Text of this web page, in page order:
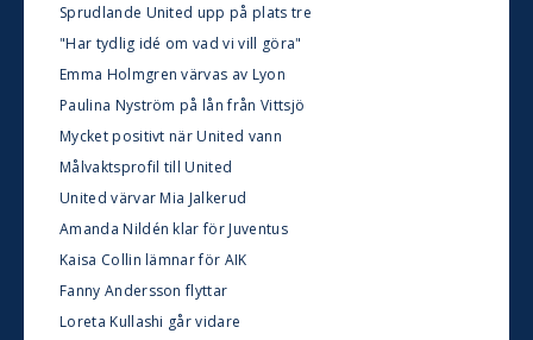
Sprudlande United upp på plats tre
"Har tydlig idé om vad vi vill göra"
Emma Holmgren värvas av Lyon
Paulina Nyström på lån från Vittsjö
Mycket positivt när United vann
Målvaktsprofil till United
United värvar Mia Jalkerud
Amanda Nildén klar för Juventus
Kaisa Collin lämnar för AIK
Fanny Andersson flyttar
Loreta Kullashi går vidare